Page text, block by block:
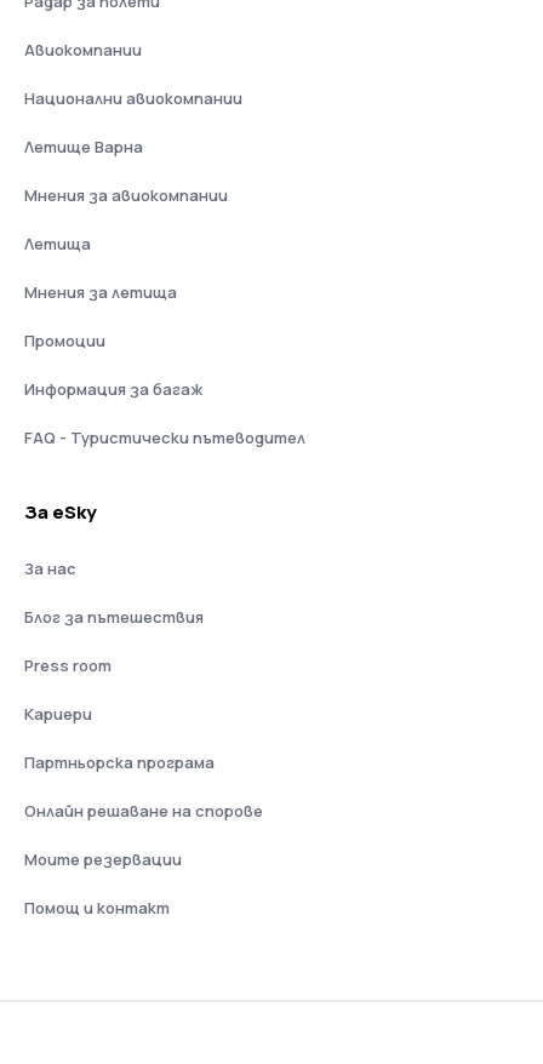
Авиокомпании
Национални авиокомпании
Летище Варна
Мнения за авиокомпании
Летища
Мнения за летища
Промоции
Информация за багаж
FAQ - Туристически пътеводител
За eSky
За нас
Блог за пътешествия
Press room
Кариери
Партньорска програма
Онлайн решаване на спорове
Моите резервации
Помощ и контакт